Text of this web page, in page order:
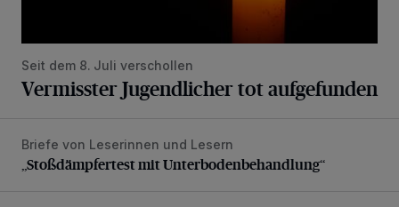
Seit dem 8. Juli verschollen
Vermisster Jugendlicher tot aufgefunden
„Stoßdämpfertest mit Unterbodenbehandlung“
Briefe von Leserinnen und Lesern
„Stoßdämpfertest mit Unterbodenbehandlung“